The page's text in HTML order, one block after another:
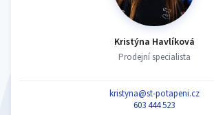
Kristýna Havlíková
Prodejní specialista
kristyna@st-potapeni.cz
603 444 523